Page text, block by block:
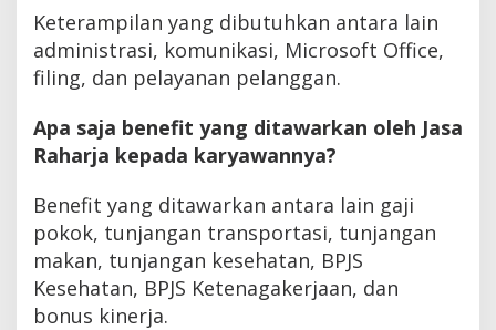
Keterampilan yang dibutuhkan antara lain
administrasi, komunikasi, Microsoft Office,
filing, dan pelayanan pelanggan.
Apa saja benefit yang ditawarkan oleh Jasa
Raharja kepada karyawannya?
Benefit yang ditawarkan antara lain gaji
pokok, tunjangan transportasi, tunjangan
makan, tunjangan kesehatan, BPJS
Kesehatan, BPJS Ketenagakerjaan, dan
bonus kinerja.